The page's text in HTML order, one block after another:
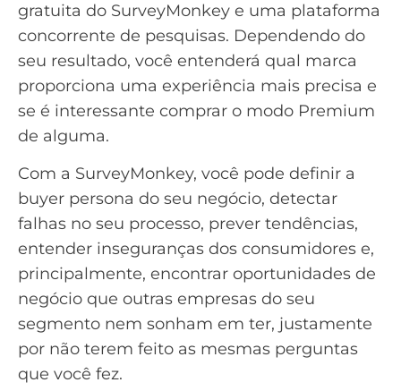
gratuita do SurveyMonkey e uma plataforma
concorrente de pesquisas. Dependendo do
seu resultado, você entenderá qual marca
proporciona uma experiência mais precisa e
se é interessante comprar o modo Premium
de alguma.
Com a SurveyMonkey, você pode definir a
buyer persona do seu negócio, detectar
falhas no seu processo, prever tendências,
entender inseguranças dos consumidores e,
principalmente, encontrar oportunidades de
negócio que outras empresas do seu
segmento nem sonham em ter, justamente
por não terem feito as mesmas perguntas
que você fez.